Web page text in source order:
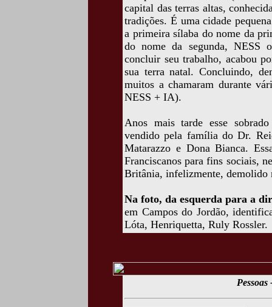
capital das terras altas,
tradições. É uma cidade
a primeira sílaba do nome da
do nome da segunda, NESS
concluir seu trabalho, acabou
sua terra natal. Concluindo,
muitos a chamaram durante
NESS + IA).
Anos mais tarde esse
vendido pela família do Dr.
Matarazzo e Dona Bianca.
Franciscanos para fins sociais,
Britânia, infelizmente, demolido
Na foto, da esquerda para a
em Campos do Jordão,
Lóta, Henriquetta, Ruly Rossler.